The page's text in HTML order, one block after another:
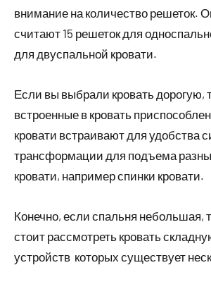
внимание на количество решеток.
считают 15 решеток для
для двуспальной кровати.
Если вы выбрали кровать дорогую,
встроенные в кровать
кровати встраивают для удобства
трансформации для подъема
кровати, например спинки кровати.
Конечно, если спальня небольшая,
стоит рассмотреть кровать
устройств которых существует